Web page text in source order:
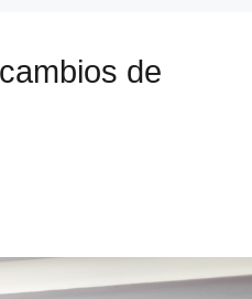
de